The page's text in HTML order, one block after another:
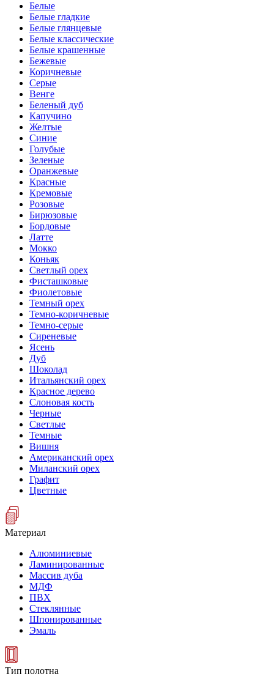
Белые
Белые гладкие
Белые глянцевые
Белые классические
Белые крашенные
Бежевые
Коричневые
Серые
Венге
Беленый дуб
Капучино
Желтые
Синие
Голубые
Зеленые
Оранжевые
Красные
Кремовые
Розовые
Бирюзовые
Бордовые
Латте
Мокко
Коньяк
Светлый орех
Фисташковые
Фиолетовые
Темный орех
Темно-коричневые
Темно-серые
Сиреневые
Ясень
Дуб
Шоколад
Итальянский орех
Красное дерево
Слоновая кость
Черные
Светлые
Темные
Вишня
Американский орех
Миланский орех
Графит
Цветные
Материал
Алюминиевые
Ламинированные
Массив дуба
МДФ
ПВХ
Стеклянные
Шпонированные
Эмаль
Тип полотна